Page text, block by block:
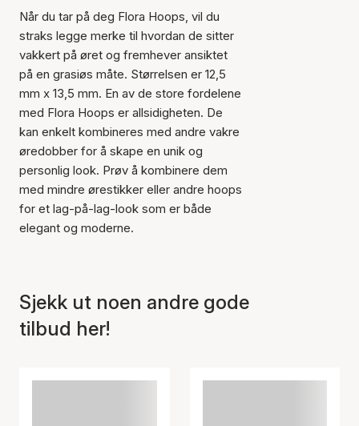
Når du tar på deg Flora Hoops, vil du
straks legge merke til hvordan de sitter
vakkert på øret og fremhever ansiktet
på en grasiøs måte. Størrelsen er 12,5
mm x 13,5 mm. En av de store fordelene
med Flora Hoops er allsidigheten. De
kan enkelt kombineres med andre vakre
øredobber for å skape en unik og
personlig look. Prøv å kombinere dem
med mindre ørestikker eller andre hoops
for et lag-på-lag-look som er både
elegant og moderne.
Sjekk ut noen andre gode
tilbud her!